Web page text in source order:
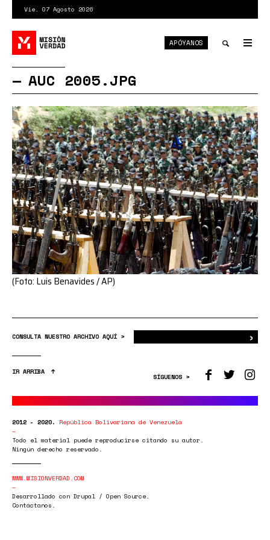
contenido
principal
Vie. 07 Agosto 2026
search
APÓYANOS
AUC 2005.JPG
(Foto: Luis Benavides / AP)
CONSULTA NUESTRO ARCHIVO AQUÍ > ›
IR ARRIBA
SÍGUENOS >
2012 - 2020. República Bolivariana de Venezuela
Todo el material puede reproducirse citando su autor.
Ningún derecho reservado.
WWW.MISIONVERDAD.COM
Desarrollado con Drupal / Open Source.
Contáctanos.